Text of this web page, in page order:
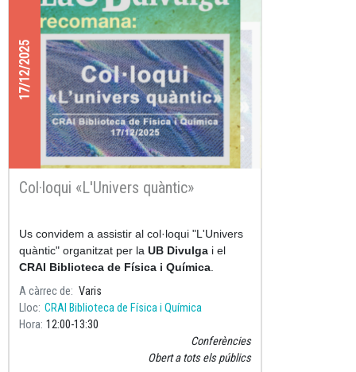
17/12/2025
Col·loqui «L'Univers quàntic»
Us convidem a assistir al col·loqui "L'Univers
quàntic" organitzat per la UB Divulga i el
CRAI Biblioteca de Física i Química
A càrrec de
Varis
Lloc CRAI Biblioteca de Física i Química
Hora 12:00 13:30
Conferències
Obert a tots els públics